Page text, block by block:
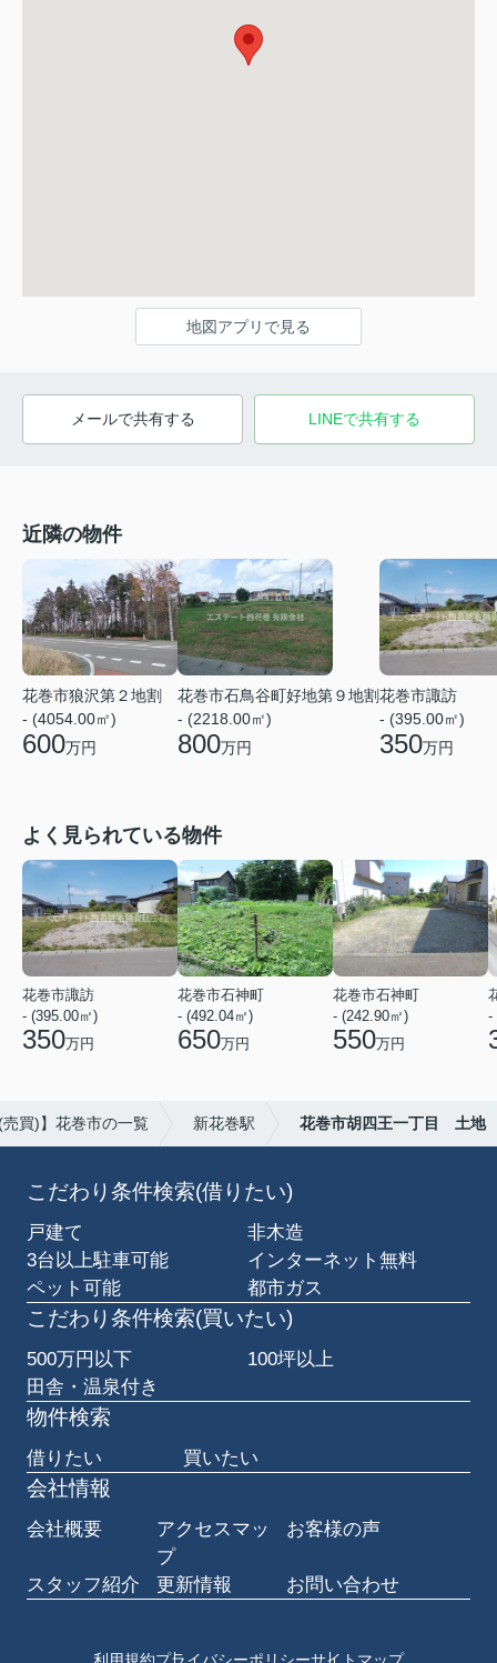
地図アプリで見る
メールで共有する LINEで共有する
近隣の物件
花巻市狼沢第２地割
- (4054.00㎡)
600万円
花巻市石鳥谷町好地第９地割
- (2218.00㎡)
800万円
花巻市諏訪
- (395.00㎡)
350万円
よく見られている物件
花巻市諏訪
- (395.00㎡)
350万円
花巻市石神町
- (492.04㎡)
650万円
花巻市石神町
- (242.90㎡)
550万円
-
買)】花巻市の一覧 新花巻駅 花巻市胡四王一丁目 土地
こだわり条件検索(借りたい)
戸建て
非木造
3台以上駐車可能
インターネット無料
ペット可能
都市ガス
こだわり条件検索(買いたい)
500万円以下
100坪以上
田舎・温泉付き
物件検索
借りたい 買いたい
会社情報
会社概要
アクセスマッ
プ
お客様の声
スタッフ紹介 更新情報 お問い合わせ